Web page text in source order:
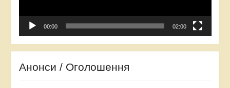
00:00 02:00
Анонси / Оголошення